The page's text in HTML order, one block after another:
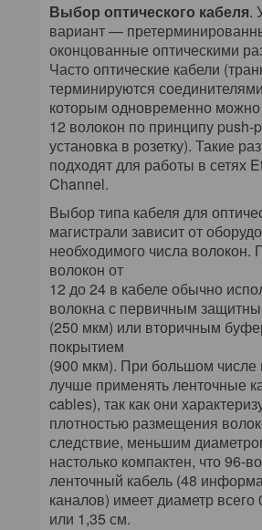
Выбор оптического кабеля.
вариант —
оконцованные оптическими
Часто оптические кабели
терминируются
которым одновременно
12 волокон по принципу push-
установка в розетку). Такие
подходят для работы в сетях
Channel.
Выбор типа кабеля для
магистрали зависит от
необходимого числа волокон.
волокон от
12 до 24 в кабеле обычно
волокна с первичным
(250 мкм) или вторичным
покрытием
(900 мкм). При большом числе
лучше применять ленточные
cables), так как они
плотностью размещения
следствие, меньшим
настолько компактен, что 96-
ленточный кабель (48
каналов) имеет диаметр
или 1,35 см.